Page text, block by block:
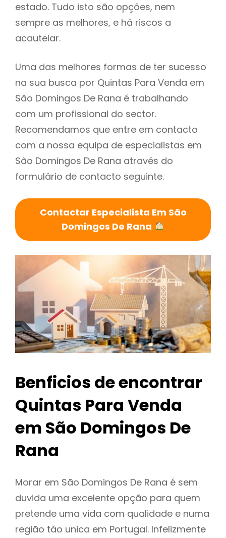
estado. Tudo isto são opções, nem
sempre as melhores, e há riscos a
acautelar.
Uma das melhores formas de ter sucesso
na sua busca por Quintas Para Venda em
São Domingos De Rana é trabalhando
com um profissional do sector.
Recomendamos que entre em contacto
com a nossa equipa de especialistas em
São Domingos De Rana através do
formulário de contacto seguinte.
Contactar Especialista Em São
Domingos De Rana
Benficios de encontrar
Quintas Para Venda
em São Domingos De
Rana
Morar em São Domingos De Rana é sem
duvida uma excelente opção para quem
pretende uma vida com qualidade e numa
região táo unica em Portugal. Infelizmente